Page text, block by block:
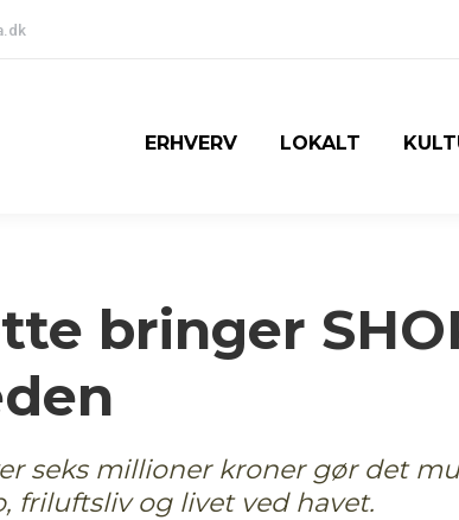
ERHVERV LOKALT
bringer
seks millioner kroner gør det
friluftsliv og livet ved havet.